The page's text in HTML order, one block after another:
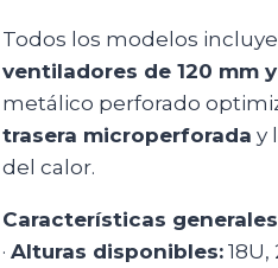
Todos los modelos
ventiladores de 120 mm
metálico perforado
trasera microperforada y
del calor.
Características generales
·Alturas disponibles: 18U,